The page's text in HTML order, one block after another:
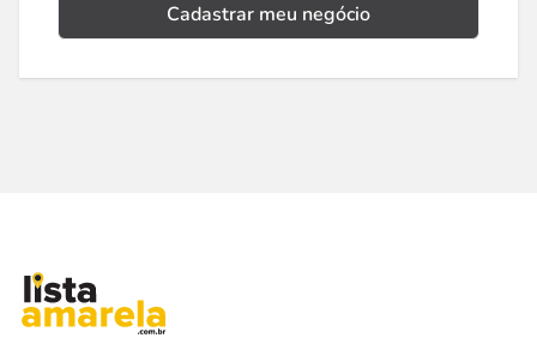
Cadastrar meu negócio